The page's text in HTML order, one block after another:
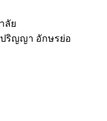
ลัย
ริญญา อักษรย่อ